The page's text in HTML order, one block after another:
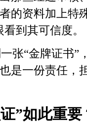
的资料加上特
到其可信度。
张“金牌证书”
是一份责任，
”如此重要